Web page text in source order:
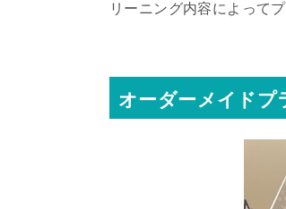
リーニング内容によって
オーダーメイドプ